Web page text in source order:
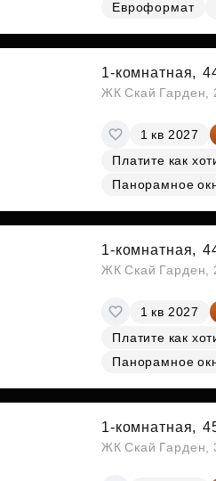
СубсидииЕвроформат
1-комнатная,
ЖК Скай Гарден,
1 кв 2027
Платите как
Панорамное
1-комнатная,
ЖК Скай Гарден,
1 кв 2027
Платите как
Панорамное
1-комнатная,
ЖК Скай Гарден,